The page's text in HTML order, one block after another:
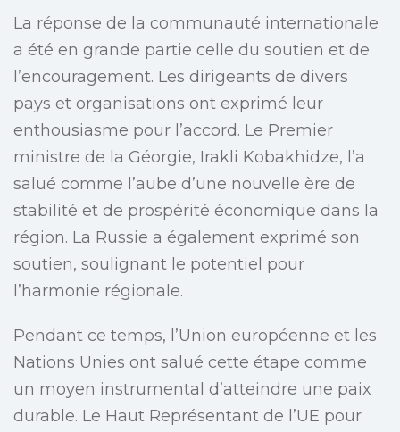
La réponse de la communauté internationale
a été en grande partie celle du soutien et de
l’encouragement. Les dirigeants de divers
pays et organisations ont exprimé leur
enthousiasme pour l’accord. Le Premier
ministre de la Géorgie, Irakli Kobakhidze, l’a
salué comme l’aube d’une nouvelle ère de
stabilité et de prospérité économique dans la
région. La Russie a également exprimé son
soutien, soulignant le potentiel pour
l’harmonie régionale.
Pendant ce temps, l’Union européenne et les
Nations Unies ont salué cette étape comme
un moyen instrumental d’atteindre une paix
durable. Le Haut Représentant de l’UE pour